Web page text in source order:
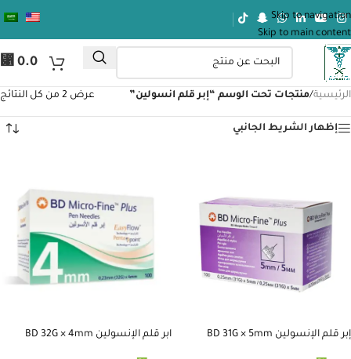
Skip to navigation
Skip to main content
⃁ 0.0
الرئيسية/منتجات تحت الوسم “إبر قلم انسولين” عرض ⁦2⁩ من كل النتائج
إظهار الشريط الجانبي
إبر قلم الإنسولين BD 31G × 5mm ابر قلم الإنسولين BD 32G × 4mm